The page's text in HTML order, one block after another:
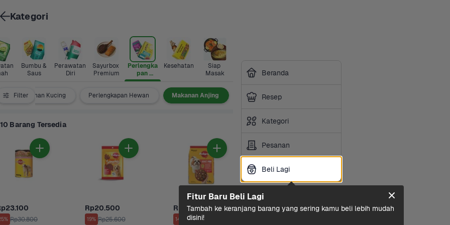
Bumbu &
Saus
Perawatan
Diri
Sayurbox
Premium
Perlengka
pan
Hewan
Kesehatan
Siap
Masak
Filter
Makanan Kucing Perlengkapan Hewan Makanan Anjing
10 Barang Tersedia
Rp30.800
Rp20.500
19% Rp25.600
Rp53.000
14%
Rp62.320
Beranda
Resep
Kategori
Pesanan
Beli Lagi
Kategori
Beli Lagi
Fitur Baru Beli Lagi
Tambah ke keranjang barang yang sering kamu beli lebih mudah
disini!